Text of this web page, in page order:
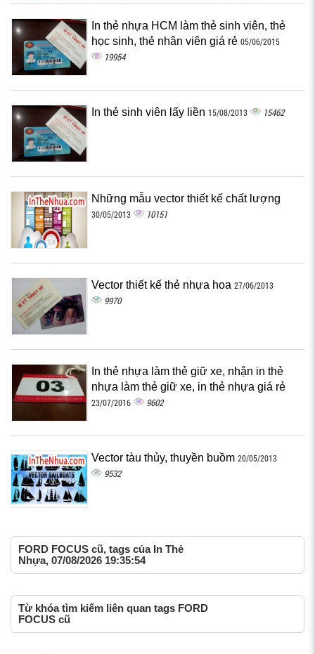
In thẻ nhựa HCM làm thẻ sinh viên, thẻ
học sinh, thẻ nhân viên giá rẻ 05/06/2015
19954
In thẻ sinh viên lấy liền 15/08/2013 15462
Những mẫu vector thiết kế chất lượng
30/05/2013 10151
Vector thiết kế thẻ nhựa hoa 27/06/2013
9970
In thẻ nhựa làm thẻ giữ xe, nhận in thẻ
nhựa làm thẻ giữ xe, in thẻ nhựa giá rẻ
23/07/2016 9602
Vector tàu thủy, thuyền buồm 20/05/2013
9532
FORD FOCUS cũ, tags của In Thẻ
Nhựa, 07/08/2026 19:35:54
Từ khóa tìm kiếm liên quan tags FORD
FOCUS cũ